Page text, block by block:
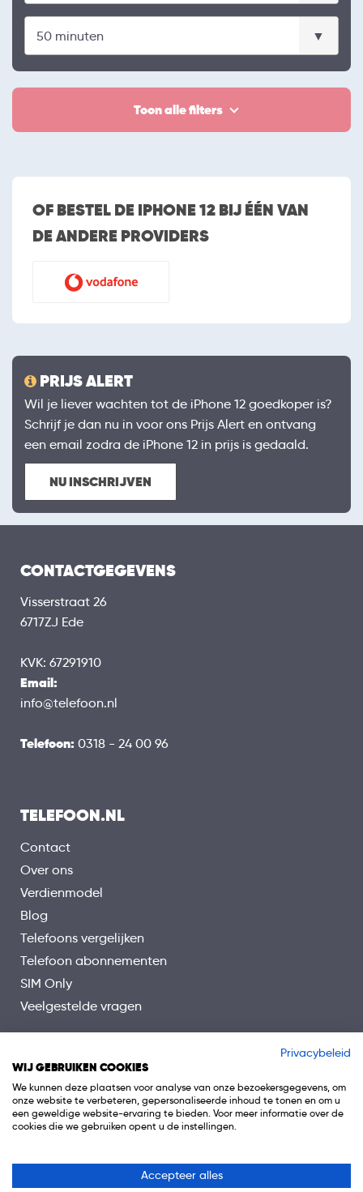
Toon alle filters
OF BESTEL DE IPHONE 12 BIJ ÉÉN VAN
DE ANDERE PROVIDERS
PRIJS ALERT
Wil je liever wachten tot de iPhone 12 goedkoper is?
Schrijf je dan nu in voor ons Prijs Alert en ontvang
een email zodra de iPhone 12 in prijs is gedaald.
NU INSCHRIJVEN
CONTACTGEGEVENS
Visserstraat 26
6717ZJ Ede
KVK: 67291910
Email:
info@telefoon.nl
Telefoon: 0318 - 24 00 96
TELEFOON.NL
Contact
Over ons
Verdienmodel
Blog
Telefoons vergelijken
Telefoon abonnementen
SIM Only
Veelgestelde vragen
Privacybeleid
WIJ GEBRUIKEN COOKIES
We kunnen deze plaatsen voor analyse van onze bezoekersgegevens, om
onze website te verbeteren, gepersonaliseerde inhoud te tonen en om u
een geweldige website-ervaring te bieden. Voor meer informatie over de
cookies die we gebruiken opent u de instellingen.
Accepteer alles